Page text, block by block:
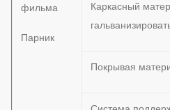
фильма
Парник
Каркасный
Покрывая